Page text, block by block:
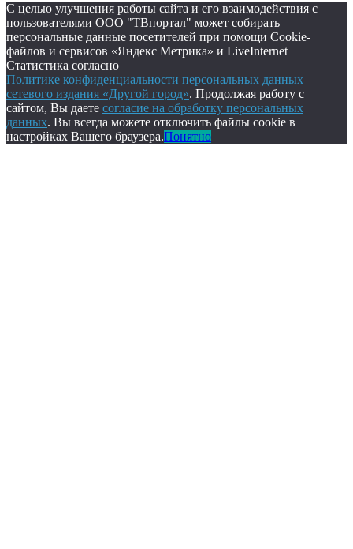
С целью улучшения работы сайта и его взаимодействия с
пользователями ООО "ТВпортал" может собирать
персональные данные посетителей при помощи Cookie-
файлов и сервисов «Яндекс Метрика» и LiveInternet
Статистика согласно
Политике конфиденциальности персональных данных
сетевого издания «Другой город». Продолжая работу с
сайтом, Вы даете согласие на обработку персональных
данных. Вы всегда можете отключить файлы cookie в
настройках Вашего браузера.Понятно